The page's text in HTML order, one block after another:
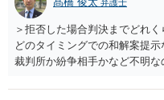
弁護士
＞拒否した場合判決までどれ
どのタイミングでの和解案提
裁判所か紛争相手かなど不明
がる可能性が高いか、 原告の